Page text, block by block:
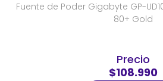
Fuente de Poder Gigabyte GP-
80+ Gold
Precio
$108.990